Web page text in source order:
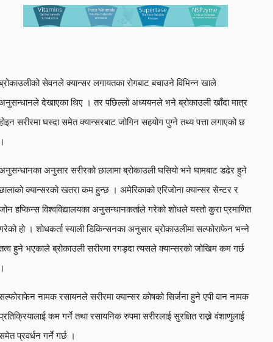
सेवनले क्यान्सर लगायतका रोगबाट बचाउने विभिन्न खाले
देखाएका थिए । तर पछिल्लो अध्ययनले भने ब्रोकाउली खाँदा मात्र
सरीरमा घस्दा समेत क्यान्सरबाट जोगिन सहयोग पुग्ने तथ्य पत्ता लगाएको छ
अनुसार सरीरको छालामा ब्रोकाउली घसियो भने घामबाट डढेर हुने
क्यान्सरको खतरा कम हुन्छ । अमेरिकाको एरिजोना क्यान्सर सेन्टर र
हप्किन्स विश्वविद्यालयका अनुसन्धानकर्ताले गरेको शोधले यस्तो कुरा प्रमाणित
हो । शोधकर्ता स्याली डिकिन्सनका अनुसार ब्रोकाउलीमा सल्फोराफेन भन्ने
हुने भएकाले ब्रोकाउली सरीरमा रगड्दा त्यसले क्यान्सरको जोखिम कम गर्छ
नामक रसायनले सरीरमा क्यान्सर कोषको सिर्जना हुने एपी वान नामक
कम गर्ने तथा रसायनिक रुपमा सरीरलाई सुरक्षित राख्ने वंशाणुलाई
प्रवर्धन गर्ने गर्छ ।